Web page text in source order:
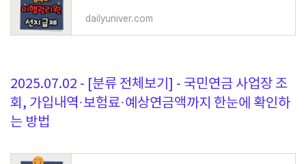
dailyuniver.com
2025.07.02 - [분류 전체보기] - 국민연금 사업장 조
회, 가입내역·보험료·예상연금액까지 한눈에 확인하
는 방법